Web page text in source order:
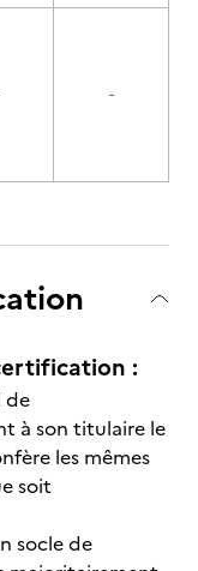
-
:
de
à son titulaire le
les mêmes
soit
socle de